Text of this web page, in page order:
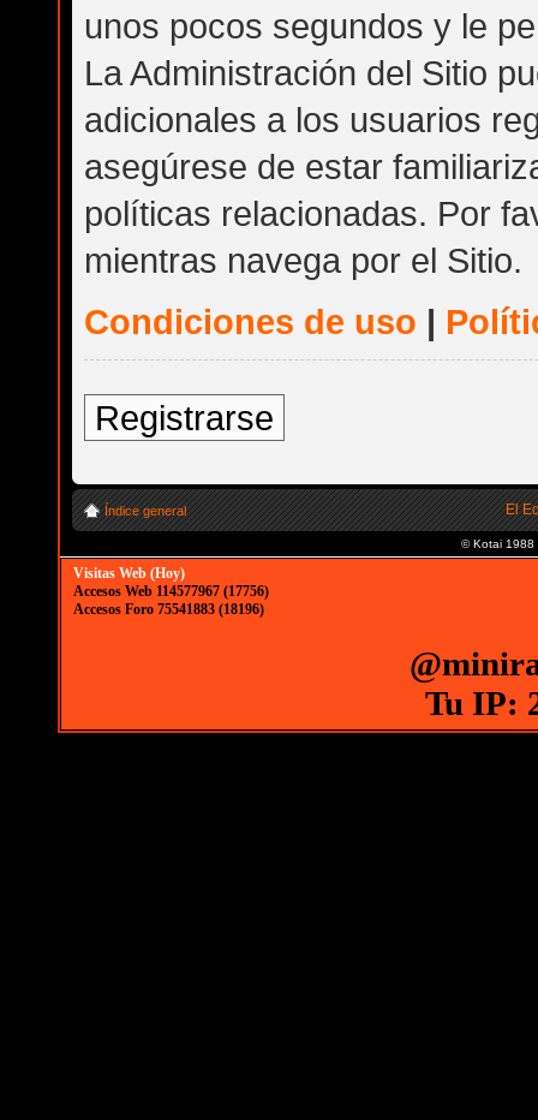
unos pocos segundos y le
La Administración del Sitio
adicionales a los usuarios
asegúrese de estar
políticas relacionadas. Por
mientras navega por el Sitio.
Condiciones de uso |
Registrarse
Índice general El
© Kotai 1988
Visitas Web (Hoy)
Accesos Web 114577967 (17756)
Accesos Foro 75541883 (18196)
Tu IP: